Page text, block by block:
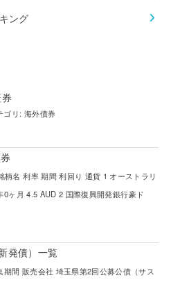
ング
ゴリ: 海外債券
柄名 利率 期間 利回り 通貨 1 オーストラリ
0ヶ月 4.5 AUD 2 国際復興開発銀行豪ド
発債）一覧
期間 販売会社 埼玉県第2回公募公債（サス